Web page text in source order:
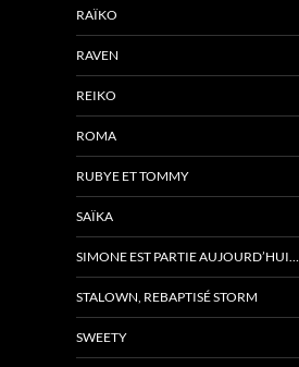
RAÏKO
RAVEN
REIKO
ROMA
RUBYE ET TOMMY
SAÏKA
SIMONE EST PARTIE AUJOURD’HUI….
STALOWN, REBAPTISÉ STORM
SWEETY